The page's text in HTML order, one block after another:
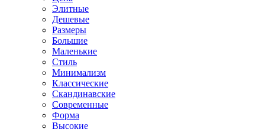
Элитные
Дешевые
Размеры
Большие
Маленькие
Стиль
Минимализм
Классические
Скандинавские
Современные
Форма
Высокие